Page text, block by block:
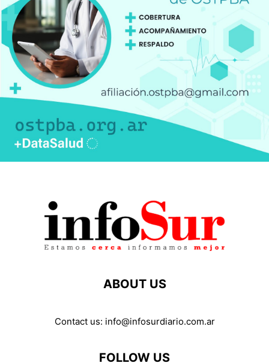
ABOUT US
Contact us: info@infosurdiario.com.ar
FOLLOW US